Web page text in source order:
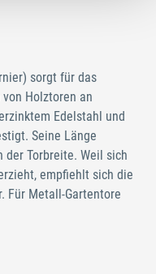
sorgt für das
Holztoren an
Edelstahl und
Seine Länge
Torbreite. Weil sich
empfiehlt sich die
Für Metall-Gartentore